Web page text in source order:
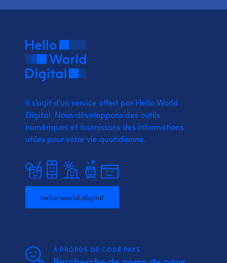
Il s'agit d'un service offert par Hello World
Digital. Nous développons des outils
numériques et fournissons des informations
utiles pour votre vie quotidienne.
hello-world.digital
À PROPOS DE CODE PAYS